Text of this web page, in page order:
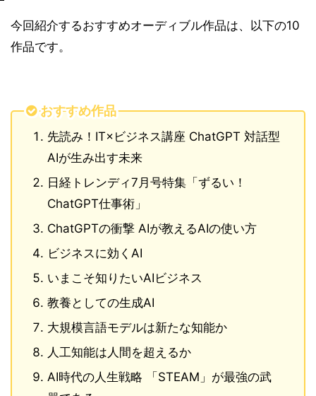
今回紹介するおすすめオーディブル作品は、以下の10
作品です。
おすすめ作品
先読み！IT×ビジネス講座 ChatGPT 対話型
AIが生み出す未来
日経トレンディ7月号特集「ずるい！
ChatGPT仕事術」
ChatGPTの衝撃 AIが教えるAIの使い方
ビジネスに効くAI
いまこそ知りたいAIビジネス
教養としての生成AI
大規模言語モデルは新たな知能か
人工知能は人間を超えるか
AI時代の人生戦略 「STEAM」が最強の武